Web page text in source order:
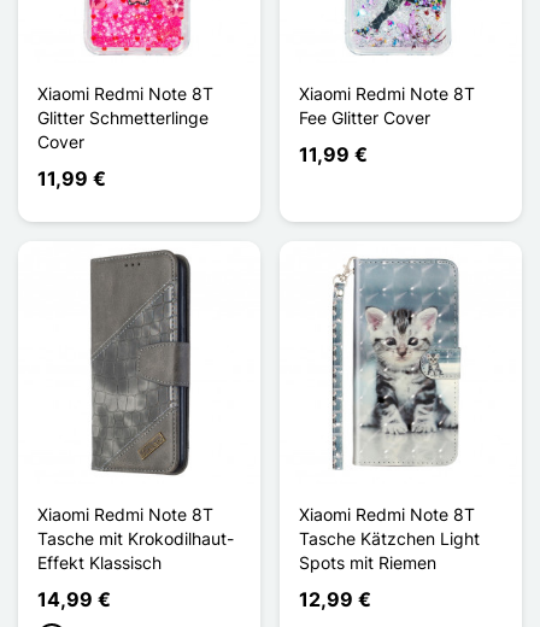
Xiaomi Redmi Note 8T
Glitter Schmetterlinge
Cover
11,99 €
Xiaomi Redmi Note 8T
Fee Glitter Cover
11,99 €
Xiaomi Redmi Note 8T
Tasche mit Krokodilhaut-
Effekt Klassisch
14,99 €
Xiaomi Redmi Note 8T
Tasche Kätzchen Light
Spots mit Riemen
12,99 €